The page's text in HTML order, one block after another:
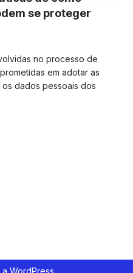
se proteger
no processo de
em adotar as
dados pessoais dos
a WordPress